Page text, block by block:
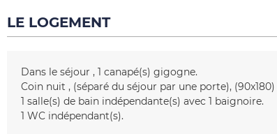
LE LOGEMENT
Dans le séjour 1 canapé(s) gigogne
Coin nuit
(séparé du séjour par une porte) (90x180)
1 salle(s) de bain indépendante(s) avec 1 baignoire
1 WC indépendant(s)